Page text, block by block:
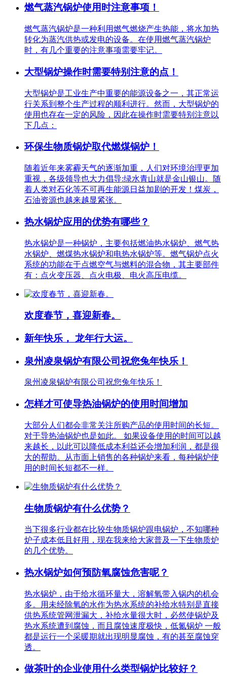
燃气蒸汽锅炉使用时注意事项！
燃气蒸汽锅炉是一种利用燃气燃烧产生热能，将水加热
转化为蒸汽供热或发电的设备。在使用燃气蒸汽锅炉
时，有几个重要的注意事项需要牢记。
大型锅炉操作时需要特别注意的点！
大型锅炉是工业生产中重要的能源设备之一，其正常运
行关系到整个生产过程的顺利进行。然而，大型锅炉的
使用也存在一定的风险，因此在操作时需要特别注意以
下几点：
环保生物质锅炉取代燃煤锅炉！
随着近年来雾霾天气的逐渐加重，人们对环境治理更加
重视，各级领导也大力倡导:绿水青山就是金山银山。随
着人类对石化等不可再生能源日益加剧的开发！煤炭，
石油资源也越来越显紧张。
热水锅炉应用的优势有哪些？
热水锅炉是一种锅炉，主要包括燃油热水锅炉、燃气热
水锅炉、燃煤热水锅炉和电热水锅炉等。燃气锅炉点火
系统的功能在于点燃空气与燃料的混合物，其主要部件
有：点火变压器、点火电极、电火高压电缆。
欢度春节，喜迎新春。
新年快乐， 龙年行大运。
泉州凌泉锅炉有限公司祝您兔年快乐！
泉州凌泉锅炉有限公司祝您兔年快乐！
怎样才可使导热油锅炉的使用时间增加
大部分人们都会非常关注所购产品的使用时间的长短。
对于导热油锅炉也是如此。 如果设备使用的时间可以越
来越长，以此可以降低成本利益还会增加利润，都是很
大的帮助。从市面上销售的各种锅炉来看，每种锅炉使
用的时间长短都不一样。
生物质锅炉有什么优势？
当下很多行业都在比较生物质锅炉跟电锅炉，不知哪种
炉子成本低且好用，现在我来给大家普及一下生物质炉
的几个优势。
热水锅炉如何预防氧腐蚀危害呢？
热水锅炉，由于给水循环量大，溶解氧带入锅内的机会
多。用未经除氧的水作为热水系统的补给水特别是直接
供热系统管网泄漏大，补给水量很大时，必然使锅炉及
热水系统遭到腐蚀，而且腐蚀速度极快，低氮锅炉 一般
都是运行一个采暖期就出现明显腐蚀，有的甚至腐蚀穿
透。
做茶叶的企业使用什么类型锅炉比较好？